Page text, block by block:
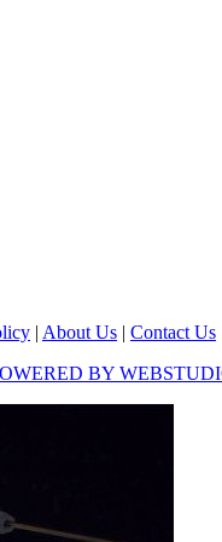
| About Us | Contact Us
BY